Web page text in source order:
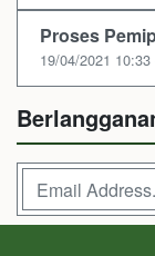
Proses
19/04/2021